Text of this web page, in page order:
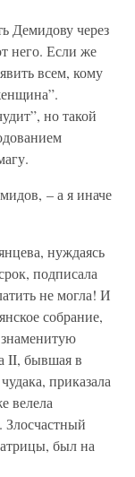
Демидову через
него. Если же
всем, кому
но такой
– а я иначе
нуждаясь
подписала
не могла! И
собрание,
знаменитую
II, бывшая в
приказала
велела
был на